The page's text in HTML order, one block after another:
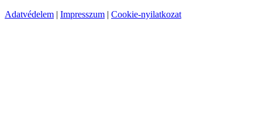
Adatvédelem | Impresszum | Cookie-nyilatkozat